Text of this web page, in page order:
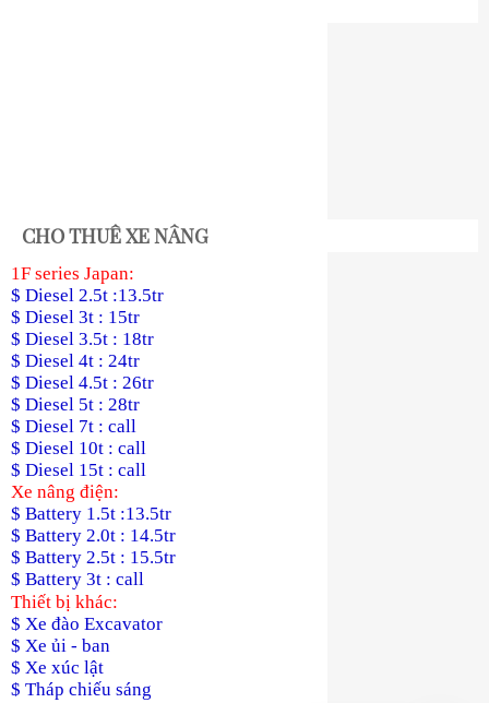
CHO THUÊ XE NÂNG
1F series Japan:
$ Diesel 2.5t :13.5tr
$ Diesel 3t : 15tr
$ Diesel 3.5t : 18tr
$ Diesel 4t : 24tr
$ Diesel 4.5t : 26tr
$ Diesel 5t : 28tr
$ Diesel 7t : call
$ Diesel 10t : call
$ Diesel 15t : call
Xe nâng điện:
$ Battery 1.5t :13.5tr
$ Battery 2.0t : 14.5tr
$ Battery 2.5t : 15.5tr
$ Battery 3t : call
Thiết bị khác:
$ Xe đào Excavator
$ Xe ủi - ban
$ Xe xúc lật
$ Tháp chiếu sáng